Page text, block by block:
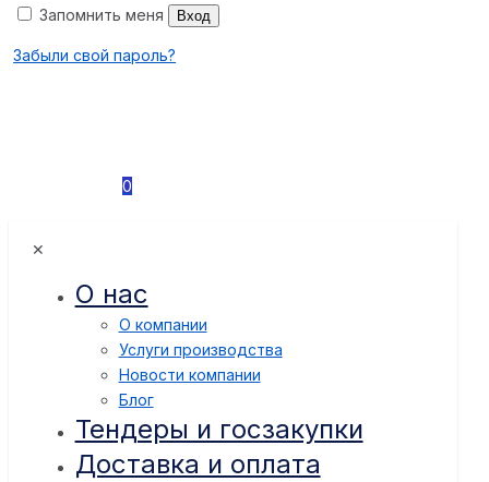
Запомнить меня Вход
Забыли свой пароль?
0
✕
О нас
О компании
Услуги производства
Новости компании
Блог
Тендеры и госзакупки
Доставка и оплата